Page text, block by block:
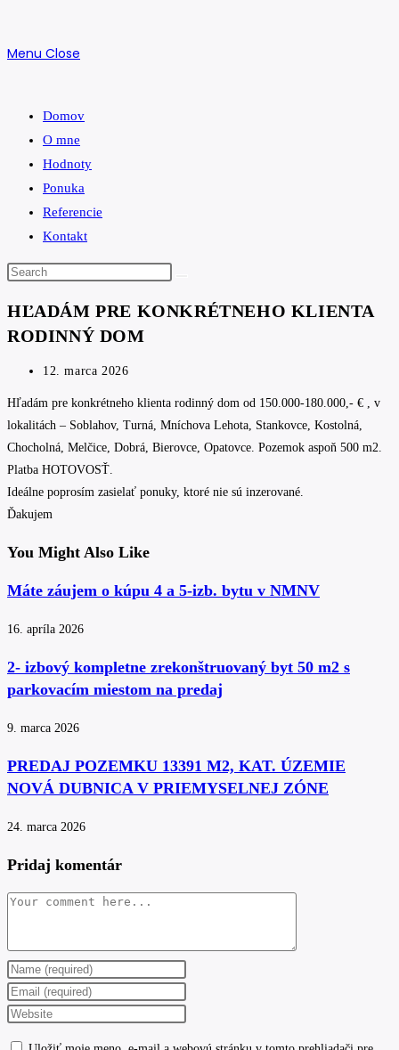
Menu Close
Domov
O mne
Hodnoty
Ponuka
Referencie
Kontakt
Search
website
HĽADÁM PRE KONKRÉTNEHO KLIENTA
RODINNÝ DOM
Post
12. marca 2026
Hľadám pre konkrétneho klienta rodinný dom od 150.000-180.000,- € , v
lokalitách – Soblahov, Turná, Mníchova Lehota, Stankovce, Kostolná,
Chocholná, Melčice, Dobrá, Bierovce, Opatovce. Pozemok aspoň 500 m2.
Platba HOTOVOSŤ.
Ideálne poprosím zasielať ponuky, ktoré nie sú inzerované.
Ďakujem
You Might Also Like
Máte záujem o kúpu 4 a 5-izb. bytu v NMNV
16. apríla 2026
2- izbový kompletne zrekonštruovaný byt 50 m2 s
parkovacím miestom na predaj
9. marca 2026
PREDAJ POZEMKU 13391 M2, KAT. ÚZEMIE
NOVÁ DUBNICA V PRIEMYSELNEJ ZÓNE
24. marca 2026
Pridaj komentár
Comment
Enter
your
name
Enter
your
Enter